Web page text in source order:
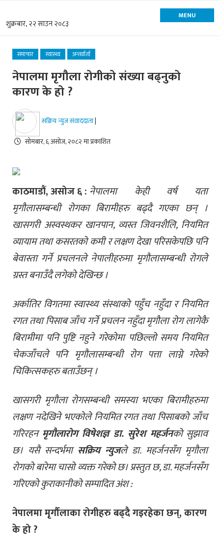
शुक्रबार, २२ साउन २०८३
MENU
समाचार स्वास्थ्य अन्तर्वार्ता
नेपालमा मृगौला रोगीको संख्या बढ्नुको
कारण के हो ?
सक्रिय न्युज संवाददाता|
सोमबार, ६ असोज, २०८२ मा प्रकाशित
काठमाडौं, असोज ६ : नेपालमा केही वर्ष यता
मृगौलासम्बन्धी रोगका बिरामीहरु बढ्दै गएका छन् ।
खासगरी अस्वस्थकर खानपान, व्यस्त जिवनशैलि, नियमित
व्यायाम तथा कसरतको कमी र लक्षण देखा परिसकेपछि पनि
बेवास्ता गर्ने प्रचलनले नेपालीहरुमा मृगौलासम्बन्धी रोगले
ग्रस्त बनाउँदै लगेको देखिन्छ ।
अर्कातिर विगतमा स्वास्थ्य संस्थाको पहुँच नहुँदा र नियमित
रगत तथा पिसाब जाँच गर्ने प्रचलन नहुँदा मृगौला रोग लागेकै
बिरामीमा पनि पुष्टि नहुने गरेकोमा पछिल्लो समय नियमित
चेकजाँचले पनि मृगौलासम्बन्धी रोग पत्ता लाग्ने गरेको
चिकित्सकहरु बताउँछन् ।
खासगरी मृगौला रोगसम्बन्धी समस्या भएका बिरामीहरुमा
लक्षण नदेखिने भएकोले नियमित रगत तथा पिसाबको जाँच
गरिरहनमृगौलारोग विषेशज्ञ डा. सुरेश महर्जनको सुझाव
छ। यसै सन्दर्भमा सक्रिय न्युजले डा. महर्जनसँग मृगौला
रोगको बारेमा चासो व्यक्त गरेको छ। प्रस्तुत छ, डा. महर्जनसँग
गरिएको कुराकानीको सम्पादित अंश :
नेपालमा मृर्गौलाका रोगीहरु बढ्दै गइरहेका छन्, कारण
के हो ?